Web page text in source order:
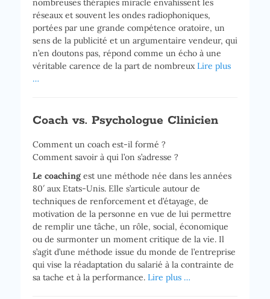
nombreuses thérapies miracle envahissent les
réseaux et souvent les ondes radiophoniques,
portées par une grande compétence oratoire, un
sens de la publicité et un argumentaire vendeur, qui
n’en doutons pas, répond comme un écho à une
véritable carence de la part de nombreuxLire plus
…
Coach vs. Psychologue Clinicien
Comment un coach est-il formé ?
Comment savoir à qui l’on s’adresse ?
Le coaching est une méthode née dans les années
80′ aux Etats-Unis. Elle s’articule autour de
techniques de renforcement et d’étayage, de
motivation de la personne en vue de lui permettre
de remplir une tâche, un rôle, social, économique
ou de surmonter un moment critique de la vie. Il
s’agit d’une méthode issue du monde de l’entreprise
qui vise la réadaptation du salarié à la contrainte de
sa tache et à la performance. Lire plus …